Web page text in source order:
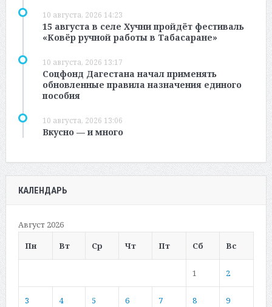
10 августа, 2026 14:23
15 августа в селе Хучни пройдёт фестиваль
«Ковёр ручной работы в Табасаране»
10 августа, 2026 13:17
Соцфонд Дагестана начал применять
обновленные правила назначения единого
пособия
10 августа, 2026 13:06
Вкусно — и много
КАЛЕНДАРЬ
Август 2026
Пн
Вт Ср Чт Пт Сб Вс
1 2
3 4 5 6 7 8 9